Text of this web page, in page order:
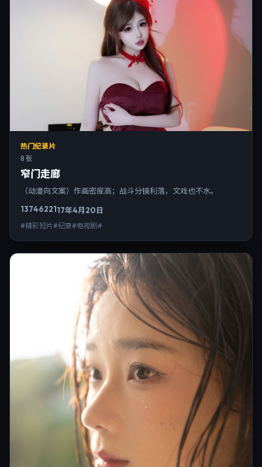
热门纪录片
8 张
窄门走廊
（动漫向文案）作画密度高；战斗分镜利落，文戏也不水。
1374622117年4月20日
#精彩短片#纪录#电视剧#